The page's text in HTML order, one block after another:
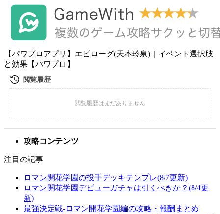
【パワプロアプリ】エピローグ(天本玲泉)｜イベント選択肢
と効果【パワプロ】
攻略コンテンツ
注目の記事
ロマン開花学園の投手デッキテンプレ(8/7更新)
ロマン開花学園デビューガチャは引くべきか？(8/4更
新)
最強決定戦-ロマン開花学園編の攻略・報酬まとめ